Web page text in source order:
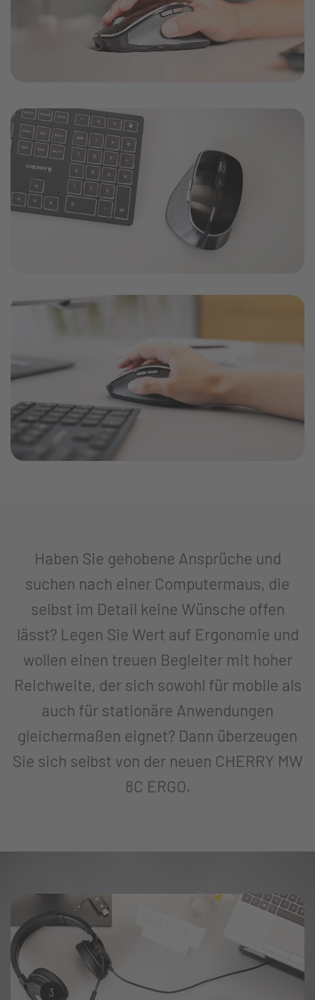
Haben Sie gehobene Ansprüche und
suchen nach einer Computermaus, die
selbst im Detail keine Wünsche offen
lässt? Legen Sie Wert auf Ergonomie und
wollen einen treuen Begleiter mit hoher
Reichweite, der sich sowohl für mobile als
auch für stationäre Anwendungen
gleichermaßen eignet? Dann überzeugen
Sie sich selbst von der neuen CHERRY MW
8C ERGO.
3